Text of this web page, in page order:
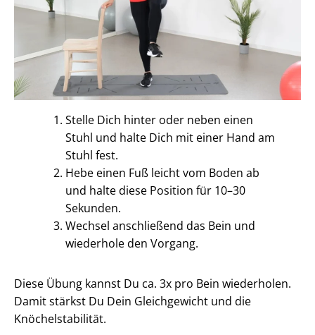
Stelle Dich hinter oder neben einen
Stuhl und halte Dich mit einer Hand am
Stuhl fest.
Hebe einen Fuß leicht vom Boden ab
und halte diese Position für 10–30
Sekunden.
Wechsel anschließend das Bein und
wiederhole den Vorgang.
Diese Übung kannst Du ca. 3x pro Bein wiederholen.
Damit stärkst Du Dein Gleichgewicht und die
Knöchelstabilität.